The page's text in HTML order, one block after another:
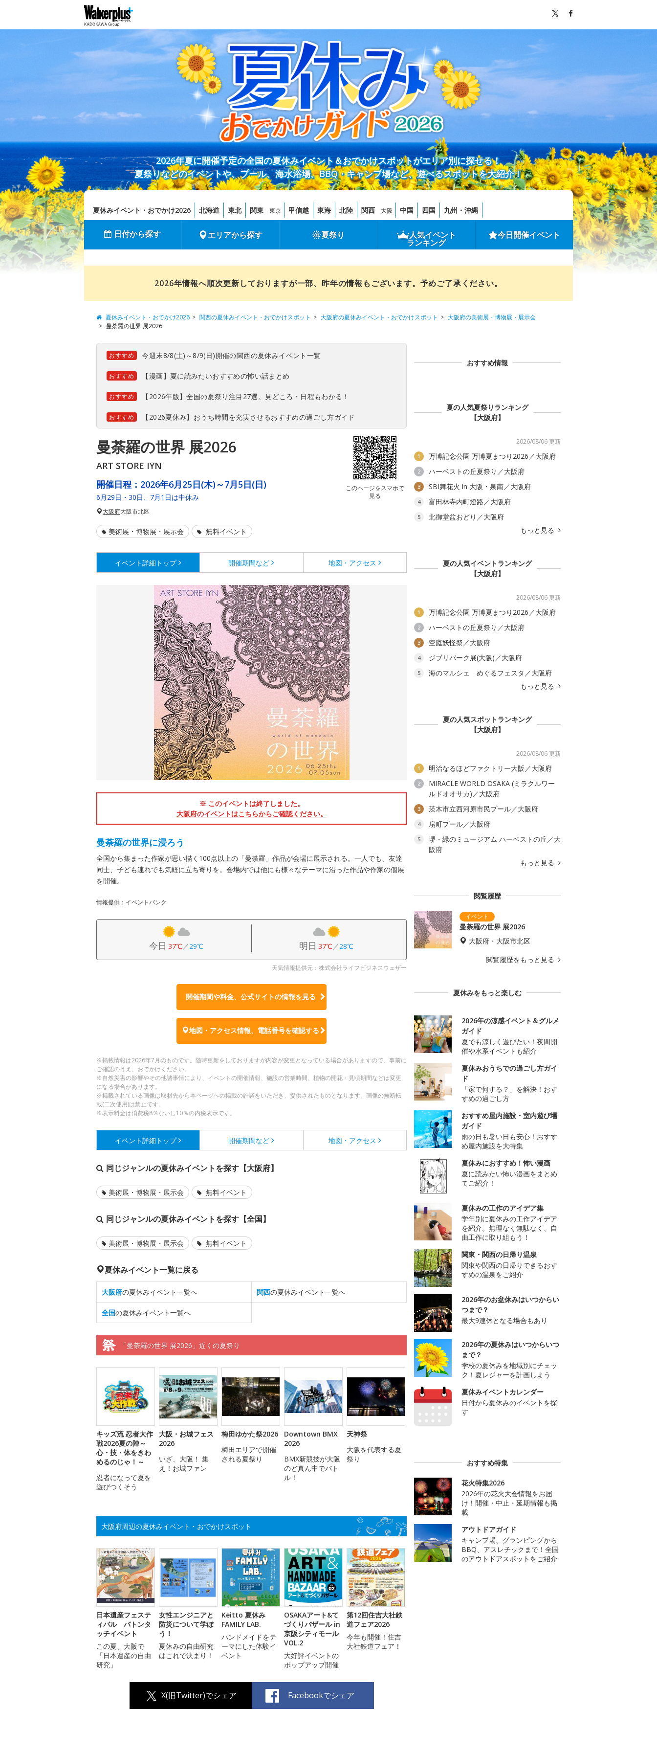
2026年夏に開催予定の全国の夏休みイベント＆おでかけスポットがエリア別に探せる！
夏祭りなどのイベントや、プール、海水浴場、BBQ・キャンプ場など、遊べるスポットを大紹介！
夏休みイベント・おでかけ2026 北海道 東北 関東 東京 甲信越 東海 北陸 関西 大阪 中国 四国 九州・沖縄
日付から探す エリアから探す 夏祭り 人気イベント
ランキング
今日開催イベント
2026年情報へ順次更新しておりますが一部、昨年の情報もございます。予めご了承ください。
夏休みイベント・おでかけ2026 関西の夏休みイベント・おでかけスポット 大阪府の夏休みイベント・おでかけスポット
大阪府の美術展・博物展・展示会
曼荼羅の世界 展2026
おすすめ 今週末8/8(土)～8/9(日)開催の関西の夏休みイベント一覧
おすすめ 【漫画】夏に読みたいおすすめの怖い話まとめ
おすすめ 【2026年版】全国の夏祭り注目27選。見どころ・日程もわかる！
おすすめ 【2026夏休み】おうち時間を充実させるおすすめの過ごし方ガイド
曼荼羅の世界 展2026
ART STORE IYN
このページをスマホで
見る
開催日程： 2026年6月25日(木)～7月5日(日)
6月29日・30日、7月1日は中休み
大阪府大阪市北区
美術展・博物展・展示会 無料イベント
イベント詳細 トップ 開催期間など 地図・アクセス
※ このイベントは終了しました。
大阪府のイベントはこちらからご確認ください。
曼荼羅の世界に浸ろう
全国から集まった作家が思い描く100点以上の「曼荼羅」作品が会場に展示される。一人でも、友達
同士、子ども連れでも気軽に立ち寄りを。会場内では他にも様々なテーマに沿った作品や作家の個展
を開催。
情報提供：イベントバンク
今日 37℃／29℃ 明日 37℃／28℃
天気情報提供元：株式会社ライフビジネスウェザー
開催期間や料金、公式サイトの情報を見る
地図・アクセス情報、電話番号を確認する
※掲載情報は2026年7月のものです。随時更新をしておりますが内容が変更となっている場合がありますので、事前に
ご確認のうえ、おでかけください。
※自然災害の影響やその他諸事情により、イベントの開催情報、施設の営業時間、植物の開花・見頃期間などは変更
になる場合があります。
※掲載されている画像は取材先から本ページへの掲載の許諾をいただき、提供されたものとなります。画像の無断転
載(二次使用)は禁止です。
※表示料金は消費税8％ないし10％の内税表示です。
イベント詳細 トップ 開催期間など 地図・アクセス
同じジャンルの夏休みイベントを探す【大阪府】
美術展・博物展・展示会 無料イベント
同じジャンルの夏休みイベントを探す【全国】
美術展・博物展・展示会 無料イベント
夏休みイベント一覧に戻る
大阪府の夏休みイベント一覧へ 関西の夏休みイベント一覧へ
全国の夏休みイベント一覧へ
「曼荼羅の世界 展2026」近くの夏祭り
キッズ流 忍者大作
戦2026夏の陣～
心・技・体をきわ
めるのじゃ！～
忍者になって夏を
遊びつくそう
大阪・お城フェス
2026
いざ、大阪！ 集
え！お城ファン
梅田ゆかた祭2026
梅田エリアで開催
される夏祭り
Downtown BMX
2026
BMX新競技が大阪
のど真ん中でバト
ル！
天神祭
大阪を代表する夏
祭り
大阪府周辺の夏休みイベント・おでかけスポット
日本遺産フェステ
ィバル バトンタ
ッチイベント
この夏、大阪で
「日本遺産の自由
研究」
女性エンジニアと
防災について学ぼ
う！
夏休みの自由研究
はこれで決まり！
Keitto 夏休み
FAMILY LAB.
ハンドメイドをテ
ーマにした体験イ
ベント
OSAKAアート&て
づくりバザール in
京阪シティモール
VOL.2
大好評イベントの
ポップアップ開催
第12回住吉大社鉄
道フェア2026
今年も開催！住吉
大社鉄道フェア！
X(旧Twitter)でシェア Facebookでシェア
おすすめ情報
夏の人気夏祭りランキング
【大阪府】
2026/08/06 更新
1 万博記念公園 万博夏まつり2026／大阪府
2 ハーベストの丘夏祭り／大阪府
3 SBI舞花火 in 大阪・泉南／大阪府
4 富田林寺内町燈路／大阪府
5
北御堂盆おどり／大阪府
もっと見る
夏の人気イベントランキング
【大阪府】
2026/08/06 更新
1 万博記念公園 万博夏まつり2026／大阪府
2 ハーベストの丘夏祭り／大阪府
3 空庭妖怪祭／大阪府
4 ジブリパーク展(大阪)／大阪府
5
海のマルシェ めぐるフェスタ／大阪府
もっと見る
夏の人気スポットランキング
【大阪府】
2026/08/06 更新
1 明治なるほどファクトリー大阪／大阪府
2
MIRACLE WORLD OSAKA (ミラクルワー
ルドオオサカ)／大阪府
3 茨木市立西河原市民プール／大阪府
4 扇町プール／大阪府
5
堺・緑のミュージアム ハーベストの丘／大
阪府
もっと見る
閲覧履歴
曼荼羅の世界 展2026
大阪府・大阪市北区
閲覧履歴をもっと見る
夏休みをもっと楽しむ
2026年の涼感イベント＆グルメ
ガイド
夏でも涼しく遊びたい！夜間開
催や水系イベントも紹介
夏休みおうちでの過ごし方ガイ
ド
「家で何する？」を解決！おす
すめの過ごし方
おすすめ屋内施設・室内遊び場
ガイド
雨の日も暑い日も安心！おすす
め屋内施設を大特集
夏休みにおすすめ！怖い漫画
夏に読みたい怖い漫画をまとめ
てご紹介！
夏休みの工作のアイデア集
学年別に夏休みの工作アイデア
を紹介。無理なく無駄なく、自
由工作に取り組もう！
関東・関西の日帰り温泉
関東や関西の日帰りできるおす
すめの温泉をご紹介
2026年のお盆休みはいつからい
つまで？
最大9連休となる場合もあり
2026年の夏休みはいつからいつ
まで？
学校の夏休みを地域別にチェッ
ク！夏レジャーを計画しよう
夏休みイベントカレンダー
日付から夏休みのイベントを探
す
おすすめ特集
花火特集2026
2026年の花火大会情報をお届
け！開催・中止・延期情報も掲
載
アウトドアガイド
キャンプ場、グランピングから
BBQ、アスレチックまで！全国
のアウトドアスポットをご紹介